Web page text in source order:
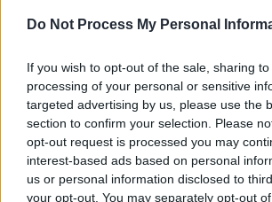
Do Not Process My Personal
If you wish to opt-out of the sale, sharing
processing of your personal or sensitive
targeted advertising by us, please use the
section to confirm your selection. Please
opt-out request is processed you may
interest-based ads based on personal
us or personal information disclosed to
your opt-out. You may separately opt-out
αναπτυξιακή τροχιάκαι η
ρόλο, να είναι το οικονομικό
Βαλκανίων, για αυτό
έργα όπως είναι η επέκταση
στις δύο κατευθύνσεις, η
με ένα μεγάλο μητροπολιτικό
πράσινο που κάνει καλύτερη